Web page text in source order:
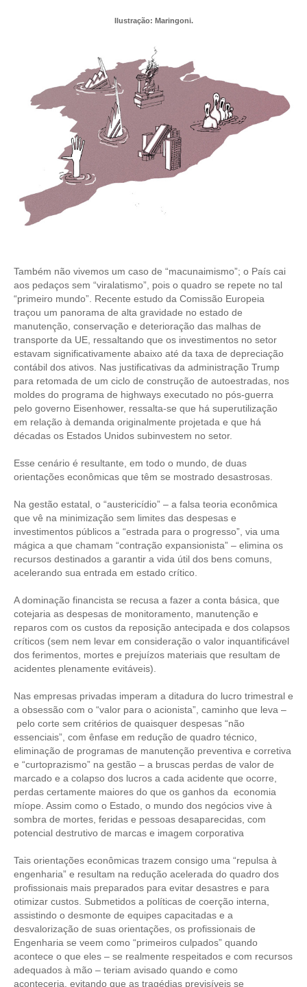
ACORDOS, CONVENÇÕES E DISSÍDIOS
CONTRIBUIÇÕES
CONTRIBUIÇÃO ASSISTENCIAL
CONTRIBUIÇÃO ASSOCIATIVA OU ANUIDADE DE SÓCIO
CONTRIBUIÇÃO SINDICAL URBANA
REVISÃO DE APOSENTADORIA
LEGISLAÇÃO
LEI 4.950-A/1966 – PISO SALARIAL
LEI 5.194/1966 – REGULAMENTAÇÃO DA PROFISSÃO
LEI 6.496/1977 – ART
RES 1.002/2002 – CÓDIGO DE ÉTICA
HOMOLOGAÇÕES
FIQUE POR DENTRO
OPORTUNIDADES
APRESENTAÇÃO
EMPREGO E ESTÁGIO
CARREIRA
AUTÔNOMOS E SERVIÇOS
NEWSLETTER
CONTATO
CURSOS
ENGENHEIRO EMPREENDEDOR
SEESP EDUCAÇÃO
PLATAFORMAS GRATUITAS
APOSENTADORIA
CONVÊNIOS
PLANO DE SAÚDE
SEESPPREV
Ilustração: Maringoni.
Também não vivemos um caso de “macunaimismo”; o País cai
aos pedaços sem “viralatismo”, pois o quadro se repete no tal
“primeiro mundo”. Recente estudo da Comissão Europeia
traçou um panorama de alta gravidade no estado de
manutenção, conservação e deterioração das malhas de
transporte da UE, ressaltando que os investimentos no setor
estavam significativamente abaixo até da taxa de depreciação
contábil dos ativos. Nas justificativas da administração Trump
para retomada de um ciclo de construção de autoestradas, nos
moldes do programa de highways executado no pós-guerra
pelo governo Eisenhower, ressalta-se que há superutilização
em relação à demanda originalmente projetada e que há
décadas os Estados Unidos subinvestem no setor.
Esse cenário é resultante, em todo o mundo, de duas
orientações econômicas que têm se mostrado desastrosas.
Na gestão estatal, o “austericídio” – a falsa teoria econômica
que vê na minimização sem limites das despesas e
investimentos públicos a “estrada para o progresso”, via uma
mágica a que chamam “contração expansionista” – elimina os
recursos destinados a garantir a vida útil dos bens comuns,
acelerando sua entrada em estado crítico.
A dominação financista se recusa a fazer a conta básica, que
cotejaria as despesas de monitoramento, manutenção e
reparos com os custos da reposição antecipada e dos colapsos
críticos (sem nem levar em consideração o valor inquantificável
dos ferimentos, mortes e prejuízos materiais que resultam de
acidentes plenamente evitáveis).
Nas empresas privadas imperam a ditadura do lucro trimestral e
a obsessão com o “valor para o acionista”, caminho que leva –
pelo corte sem critérios de quaisquer despesas “não
essenciais”, com ênfase em redução de quadro técnico,
eliminação de programas de manutenção preventiva e corretiva
e “curtoprazismo” na gestão – a bruscas perdas de valor de
marcado e a colapso dos lucros a cada acidente que ocorre,
perdas certamente maiores do que os ganhos da economia
míope. Assim como o Estado, o mundo dos negócios vive à
sombra de mortes, feridas e pessoas desaparecidas, com
potencial destrutivo de marcas e imagem corporativa
Tais orientações econômicas trazem consigo uma “repulsa à
engenharia” e resultam na redução acelerada do quadro dos
profissionais mais preparados para evitar desastres e para
otimizar custos. Submetidos a políticas de coerção interna,
assistindo o desmonte de equipes capacitadas e a
desvalorização de suas orientações, os profissionais de
Engenharia se veem como “primeiros culpados” quando
acontece o que eles – se realmente respeitados e com recursos
adequados à mão – teriam avisado quando e como
aconteceria, evitando que as tragédias previsíveis se